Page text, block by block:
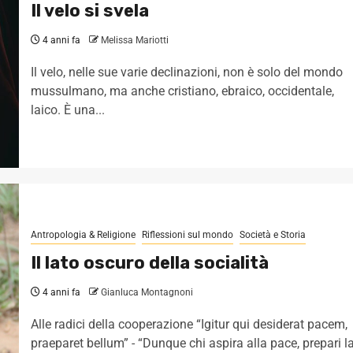
Il velo si svela
4 anni fa Melissa Mariotti
Il velo, nelle sue varie declinazioni, non è solo del mondo
mussulmano, ma anche cristiano, ebraico, occidentale,
laico. È una...
Antropologia & Religione Riflessioni sul mondo Società e Storia
Il lato oscuro della socialità
4 anni fa Gianluca Montagnoni
Alle radici della cooperazione “Igitur qui desiderat pacem,
praeparet bellum” - “Dunque chi aspira alla pace, prepari